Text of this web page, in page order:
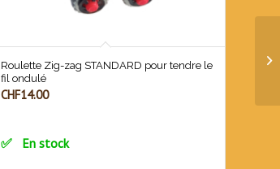
Roulette Zig-zag STANDARD pour tendre le
fil ondulé
CHF14.00
En stock